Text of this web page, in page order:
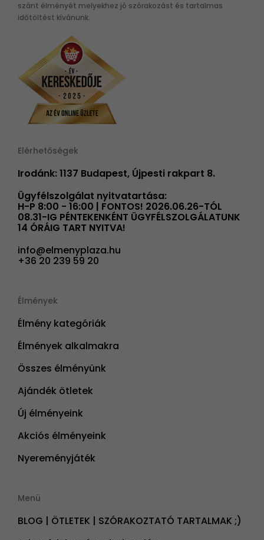
szánt élményét melyekhez jó szórakozást és tartalmas
időtöltést kívánunk.
Elérhetőségek
Irodánk: 1137 Budapest, Újpesti rakpart 8.
Ügyfélszolgálat nyitvatartása:
H-P 8:00 - 16:00 | FONTOS! 2026.06.26-TÓL
08.31-IG PÉNTEKENKÉNT ÜGYFÉLSZOLGÁLATUNK
14 ÓRÁIG TART NYITVA!
info@elmenyplaza.hu
+36 20 239 59 20
Élmények
Élmény kategóriák
Élmények alkalmakra
Összes élményünk
Ajándék ötletek
Új élményeink
Akciós élményeink
Nyereményjáték
Menü
BLOG | ÖTLETEK | SZÓRAKOZTATÓ TARTALMAK ;)